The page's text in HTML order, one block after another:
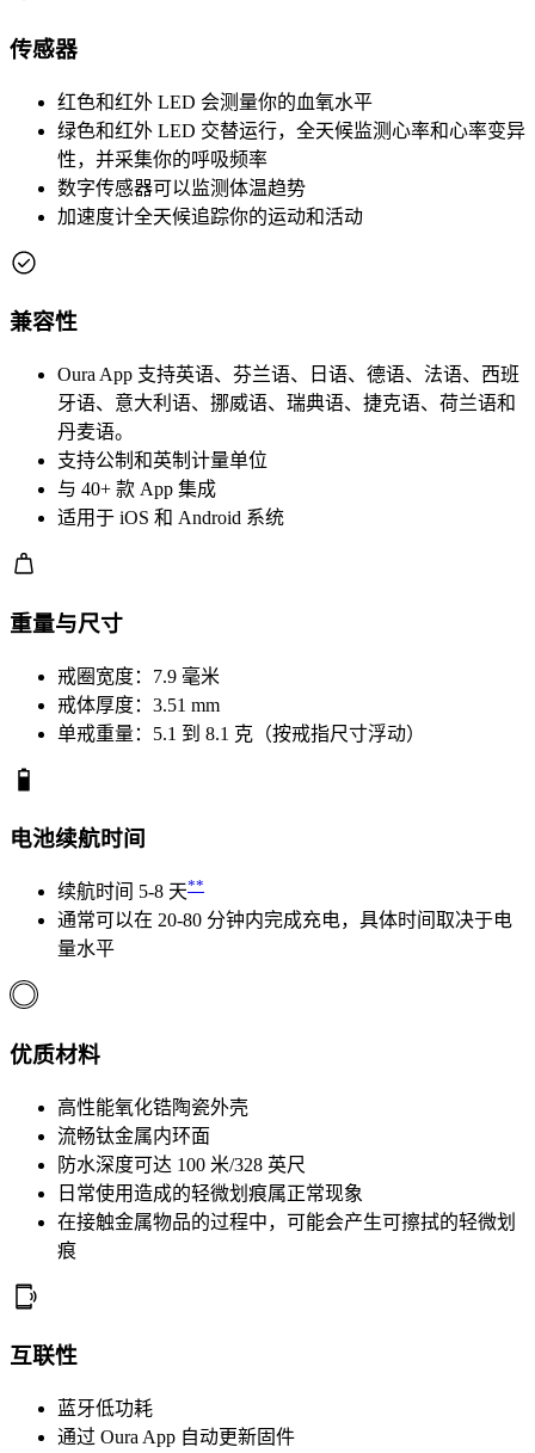
传感器
红色和红外 LED 会测量你的血氧水平
绿色和红外 LED 交替运行，全天候监测心率和心率变异
性，并采集你的呼吸频率
数字传感器可以监测体温趋势
加速度计全天候追踪你的运动和活动
兼容性
Oura App 支持英语、芬兰语、日语、德语、法语、西班
牙语、意大利语、挪威语、瑞典语、捷克语、荷兰语和
丹麦语。
支持公制和英制计量单位
与 40+ 款 App 集成
适用于 iOS 和 Android 系统
重量与尺寸
戒圈宽度：7.9 毫米
戒体厚度：3.51 mm
单戒重量：5.1 到 8.1 克（按戒指尺寸浮动）
电池续航时间
续航时间 5-8 天**
通常可以在 20-80 分钟内完成充电，具体时间取决于电
量水平
优质材料
高性能氧化锆陶瓷外壳
流畅钛金属内环面
防水深度可达 100 米/328 英尺
日常使用造成的轻微划痕属正常现象
在接触金属物品的过程中，可能会产生可擦拭的轻微划
痕
互联性
蓝牙低功耗
通过 Oura App 自动更新固件